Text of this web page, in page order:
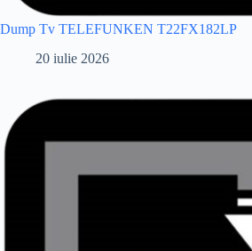
Dump Tv TELEFUNKEN T22FX182LP
20 iulie 2026